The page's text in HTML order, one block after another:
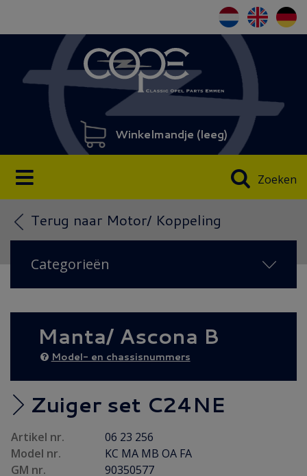
Winkelmandje (leeg)
Zoeken
Terug naar Motor/ Koppeling
Categorieën
NIEUW IN 2026(38)
Diesel AANBIEDING
50% AFHAALKORTING
Brandstof/ Uitlaat
Bumper/ Spoiler/ Spiegel (37)
Carrosserie
(17)
Carrosserie plaatwerk(9)
Manta/ Ascona B
Model- en chassisnummers
Zuiger set C24NE
Artikel nr.
06 23 256
Model nr.
KC MA MB OA FA
GM nr.
90350577